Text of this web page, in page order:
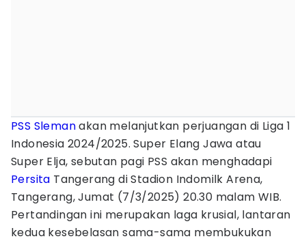
PSS Slemanakan melanjutkan perjuangan di Liga 1
Indonesia 2024/2025. Super Elang Jawa atau
Super Elja, sebutan pagi PSS akan menghadapi
Persita Tangerang di Stadion Indomilk Arena,
Tangerang, Jumat (7/3/2025) 20.30 malam WIB.
Pertandingan ini merupakan laga krusial, lantaran
kedua kesebelasan sama-sama membukukan